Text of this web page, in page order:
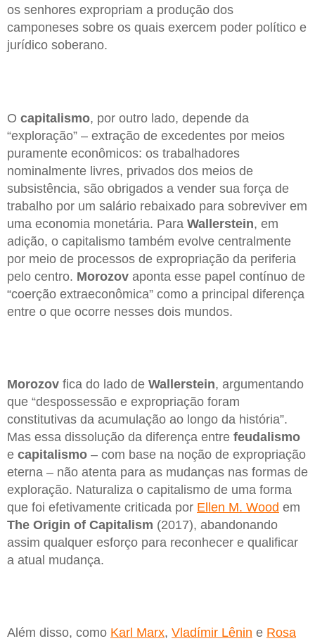
os senhores expropriam a produção dos
camponeses sobre os quais exercem poder político e
jurídico soberano.
O capitalismo, por outro lado, depende da
“exploração” – extração de excedentes por meios
puramente econômicos: os trabalhadores
nominalmente livres, privados dos meios de
subsistência, são obrigados a vender sua força de
trabalho por um salário rebaixado para sobreviver em
uma economia monetária. Para Wallerstein, em
adição, o capitalismo também evolve centralmente
por meio de processos de expropriação da periferia
pelo centro. Morozov aponta esse papel contínuo de
“coerção extraeconômica” como a principal diferença
entre o que ocorre nesses dois mundos.
Morozov fica do lado de Wallerstein, argumentando
que “despossessão e expropriação foram
constitutivas da acumulação ao longo da história”.
Mas essa dissolução da diferença entre feudalismo
e capitalismo – com base na noção de expropriação
eterna – não atenta para as mudanças nas formas de
exploração. Naturaliza o capitalismo de uma forma
que foi efetivamente criticada por Ellen M. Wood em
The Origin of Capitalism (2017), abandonando
assim qualquer esforço para reconhecer e qualificar
a atual mudança.
Além disso, como Karl Marx, Vladímir Lênin e Rosa